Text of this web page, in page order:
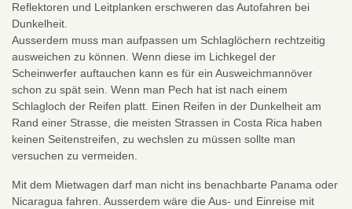
Reflektoren und Leitplanken erschweren das Autofahren bei
Dunkelheit.
Ausserdem muss man aufpassen um Schlaglöchern rechtzeitig
ausweichen zu können. Wenn diese im Lichkegel der
Scheinwerfer auftauchen kann es für ein Ausweichmannöver
schon zu spät sein. Wenn man Pech hat ist nach einem
Schlagloch der Reifen platt. Einen Reifen in der Dunkelheit am
Rand einer Strasse, die meisten Strassen in Costa Rica haben
keinen Seitenstreifen, zu wechslen zu müssen sollte man
versuchen zu vermeiden.
Mit dem Mietwagen darf man nicht ins benachbarte Panama oder
Nicaragua fahren. Ausserdem wäre die Aus- und Einreise mit